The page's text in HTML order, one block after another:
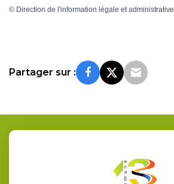
© Direction de l'information légale et administrative
Partager sur :